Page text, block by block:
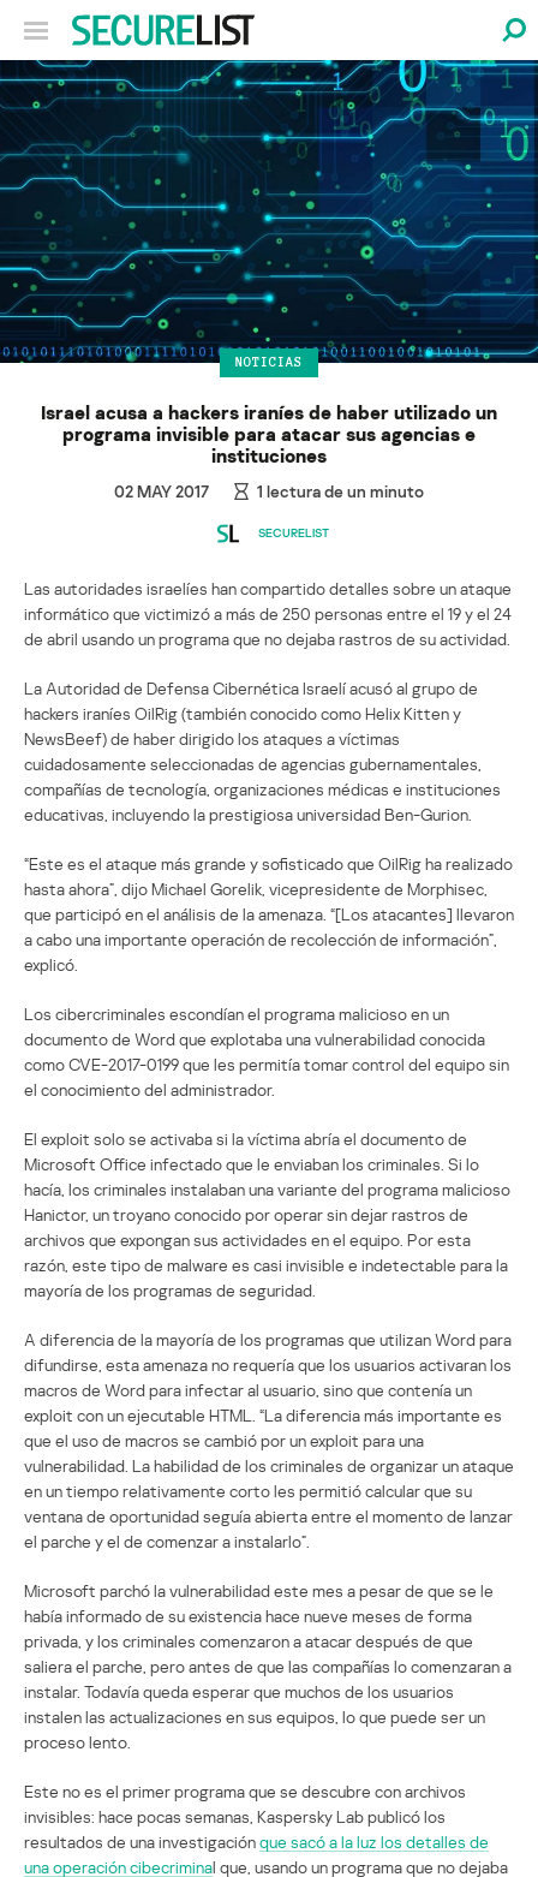
NOTICIAS
Israel acusa a hackers iraníes de haber utilizado un
programa invisible para atacar sus agencias e
instituciones
02 MAY 2017 1 lectura de un minuto
SECURELIST
Las autoridades israelíes han compartido detalles sobre un ataque
informático que victimizó a más de 250 personas entre el 19 y el 24
de abril usando un programa que no dejaba rastros de su actividad.
La Autoridad de Defensa Cibernética Israelí acusó al grupo de
hackers iraníes OilRig (también conocido como Helix Kitten y
NewsBeef) de haber dirigido los ataques a víctimas
cuidadosamente seleccionadas de agencias gubernamentales,
compañías de tecnología, organizaciones médicas e instituciones
educativas, incluyendo la prestigiosa universidad Ben-Gurion.
“Este es el ataque más grande y sofisticado que OilRig ha realizado
hasta ahora”, dijo Michael Gorelik, vicepresidente de Morphisec,
que participó en el análisis de la amenaza. “[Los atacantes] llevaron
a cabo una importante operación de recolección de información”,
explicó.
Los cibercriminales escondían el programa malicioso en un
documento de Word que explotaba una vulnerabilidad conocida
como CVE-2017-0199 que les permitía tomar control del equipo sin
el conocimiento del administrador.
El exploit solo se activaba si la víctima abría el documento de
Microsoft Office infectado que le enviaban los criminales. Si lo
hacía, los criminales instalaban una variante del programa malicioso
Hanictor, un troyano conocido por operar sin dejar rastros de
archivos que expongan sus actividades en el equipo. Por esta
razón, este tipo de malware es casi invisible e indetectable para la
mayoría de los programas de seguridad.
A diferencia de la mayoría de los programas que utilizan Word para
difundirse, esta amenaza no requería que los usuarios activaran los
macros de Word para infectar al usuario, sino que contenía un
exploit con un ejecutable HTML. “La diferencia más importante es
que el uso de macros se cambió por un exploit para una
vulnerabilidad. La habilidad de los criminales de organizar un ataque
en un tiempo relativamente corto les permitió calcular que su
ventana de oportunidad seguía abierta entre el momento de lanzar
el parche y el de comenzar a instalarlo”.
Microsoft parchó la vulnerabilidad este mes a pesar de que se le
había informado de su existencia hace nueve meses de forma
privada, y los criminales comenzaron a atacar después de que
saliera el parche, pero antes de que las compañías lo comenzaran a
instalar. Todavía queda esperar que muchos de los usuarios
instalen las actualizaciones en sus equipos, lo que puede ser un
proceso lento.
Este no es el primer programa que se descubre con archivos
invisibles: hace pocas semanas, Kaspersky Lab publicó los
resultados de una investigaciónque sacó a la luz los detalles de
una operación cibecriminal que, usando un programa que no dejaba